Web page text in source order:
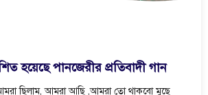
হয়েছে পানজেরীর প্রতিবাদী গান
ছিলাম, আমরা আছি ,আমরা তো থাকবো মুছে